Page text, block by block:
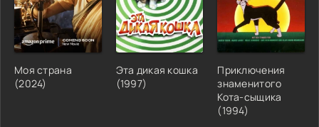
Моя страна
(2024)
Эта дикая кошка
(1997)
Приключения
знаменитого
Кота-сыщика
(1994)